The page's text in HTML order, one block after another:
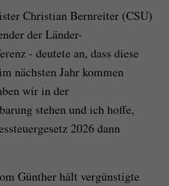
Christian Bernreiter (CSU)
der Länder-
- deutete an, dass diese
nächsten Jahr kommen
wir in der
stehen und ich hoffe,
2026 dann
Günther hält vergünstigte